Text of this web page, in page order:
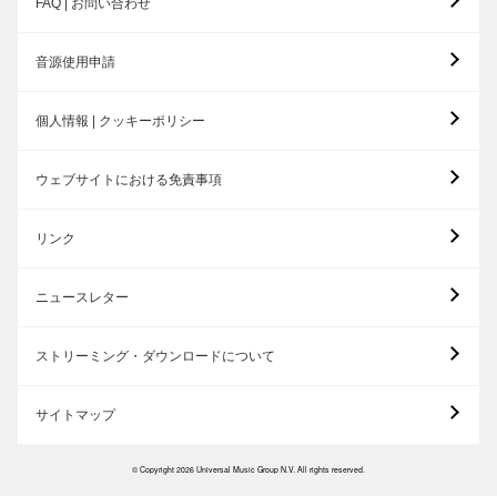
FAQ | お問い合わせ
音源使用申請
個人情報 | クッキーポリシー
ウェブサイトにおける免責事項
リンク
ニュースレター
ストリーミング・ダウンロードについて
サイトマップ
© Copyright 2026 Universal Music Group N.V. All rights reserved.